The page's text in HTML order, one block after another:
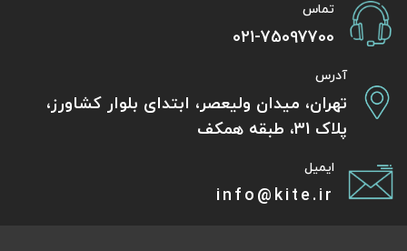
تماس
021-75097700
آدرس
تهران، میدان ولیعصر، ابتدای بلوار کشاورز،
پلاک 31، طبقه همکف
ایمیل
info@kite.ir